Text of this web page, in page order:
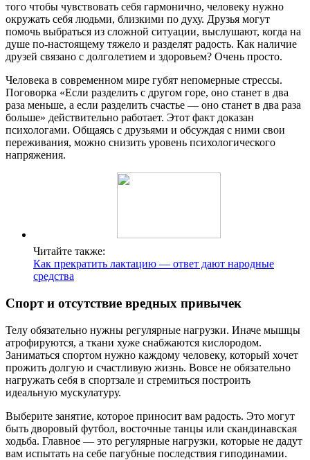
того чтобы чувствовать себя гармонично, человеку нужно
окружать себя людьми, близкими по духу. Друзья могут
помочь выбраться из сложной ситуации, выслушают, когда на
душе по-настоящему тяжело и разделят радость. Как наличие
друзей связано с долголетием и здоровьем? Очень просто.
Человека в современном мире губят непомерные стрессы.
Поговорка «Если разделить с другом горе, оно станет в два
раза меньше, а если разделить счастье — оно станет в два раза
больше» действительно работает. Этот факт доказан
психологами. Общаясь с друзьями и обсуждая с ними свои
переживания, можно снизить уровень психологического
напряжения.
Читайте также:
Как прекратить лактацию — ответ дают народные
средства
Спорт и отсутствие вредных привычек
Телу обязательно нужны регулярные нагрузки. Иначе мышцы
атрофируются, а ткани хуже снабжаются кислородом.
Заниматься спортом нужно каждому человеку, который хочет
прожить долгую и счастливую жизнь. Вовсе не обязательно
нагружать себя в спортзале и стремиться построить
идеальную мускулатуру.
Выберите занятие, которое приносит вам радость. Это могут
быть дворовый футбол, восточные танцы или скандинавская
ходьба. Главное — это регулярные нагрузки, которые не дадут
вам испытать на себе пагубные последствия гиподинамии.